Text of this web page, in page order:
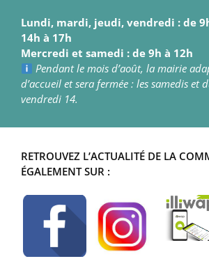
Lundi, mardi, jeudi, vendredi : de
14h à 17h
Mercredi et samedi : de 9h à 12h
Pendant le mois d’août, la mairie
d’accueil et sera fermée : les samedis et
vendredi 14.
RETROUVEZ L’ACTUALITÉ DE LA
ÉGALEMENT SUR :